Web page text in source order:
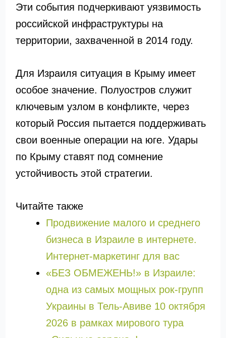
Эти события подчеркивают уязвимость
российской инфраструктуры на
территории, захваченной в 2014 году.
Для Израиля ситуация в Крыму имеет
особое значение. Полуостров служит
ключевым узлом в конфликте, через
который Россия пытается поддерживать
свои военные операции на юге. Удары
по Крыму ставят под сомнение
устойчивость этой стратегии.
Читайте также
Продвижение малого и среднего
бизнеса в Израиле в интернете.
Интернет-маркетинг для вас
«БЕЗ ОБМЕЖЕНЬ!» в Израиле:
одна из самых мощных рок-групп
Украины в Тель-Авиве 10 октября
2026 в рамках мирового тура